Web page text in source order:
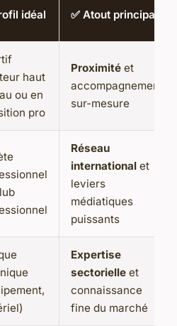
idéal ✅ Atout principal
haut
ou en
pro
Proximité et
accompagnement
sur-mesure
Réseau
international et
leviers
médiatiques
puissants
Expertise
sectorielle et
connaissance
fine du marché